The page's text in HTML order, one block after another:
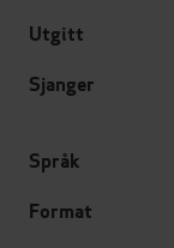
Utgitt
Sjanger
Språk
Format